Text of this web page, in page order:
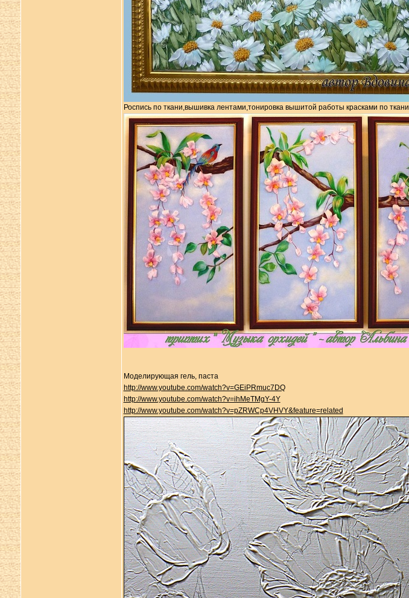
Роспись по ткани,вышивка лентами,тонировка вышитой работы красками по ткани
Моделирующая гель, паста
http://www.youtube.com/watch?v=GEiPRmuc7DQ
http://www.youtube.com/watch?v=ihMeTMgY-4Y
http://www.youtube.com/watch?v=pZRWCp4VHVY&feature=related